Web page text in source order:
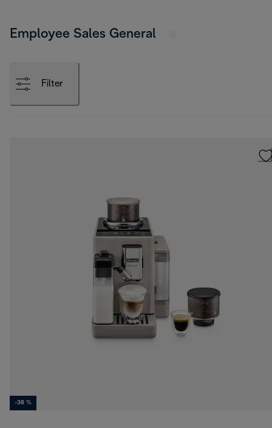
Employee Sales General
Filter
-38 %